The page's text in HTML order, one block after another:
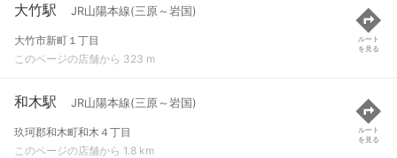
大竹駅 JR山陽本線(三原～岩国)
大竹市新町１丁目
このページの店舗から 323 m
ルート
を見る
和木駅 JR山陽本線(三原～岩国)
玖珂郡和木町和木４丁目
このページの店舗から 1.8 km
ルート
を見る